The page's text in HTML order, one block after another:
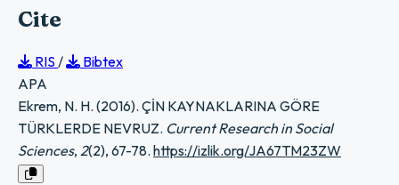
Cite
RIS /
Bibtex
APA
Ekrem, N. H. (2016). ÇİN KAYNAKLARINA GÖRE
TÜRKLERDE NEVRUZ. Current Research in Social
Sciences, 2(2), 67-78. https://izlik.org/JA67TM23ZW